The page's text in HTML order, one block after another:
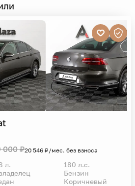
000 ₽20 546 ₽/мес. без взноса
л.
180 л.с.
Бензин
Коричневый